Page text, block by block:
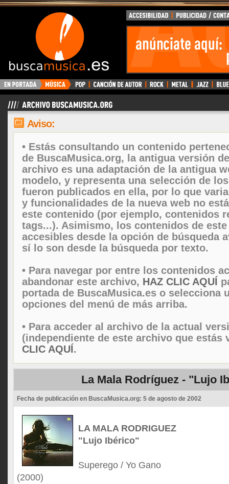
Aviso:
• Estás consultando un contenido
de BuscaMusica.org, la antigua versión
archivo es una adaptación de la antigua
modelo, y representa una selección de
fueron publicados en ella, por lo que
y funcionalidades de la nueva web no
este contenido (por ejemplo, contenidos
tags...). Asimismo, los contenidos de
accesibles desde la opción de búsqueda
sí lo son desde la búsqueda por texto.
• Para navegar por entre los contenidos
abandonar este archivo, HAZ CLIC AQUÍ
portada de BuscaMusica.es o selecciona
opciones del menú de más arriba.
• Para acceder al archivo de la actual
(independiente de este archivo que
CLIC AQUÍ.
La Mala Rodríguez - "Lujo
Fecha de publicación en BuscaMusica.org: 5 de agosto de 2002
LA MALA RODRIGUEZ
"Lujo Ibérico"
Superego / Yo Gano
(2000)